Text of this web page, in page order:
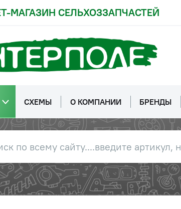
МАГАЗИН СЕЛЬХОЗЗАПЧАСТЕЙ
СХЕМЫ О КОМПАНИИ БРЕНДЫ